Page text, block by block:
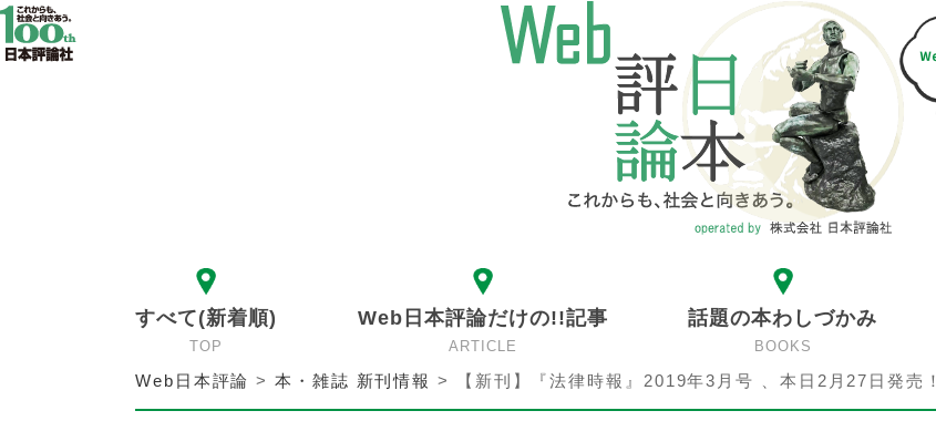
すべて(新着順)
TOP
Web日本評論だけの!!記事
ARTICLE
話題の本わしづかみ
BOOKS
Web日本評論 >本・雑誌 新刊情報 > 【新刊】『法律時報』2019年3月号 、本日2月27日発売！